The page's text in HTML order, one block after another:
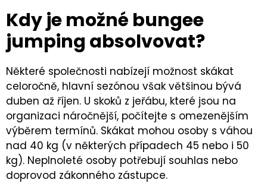
Kdy je možné bungee
jumping absolvovat?
Některé společnosti nabízejí možnost skákat
celoročně, hlavní sezónou však většinou bývá
duben až říjen. U skoků z jeřábu, které jsou na
organizaci náročnější, počítejte s omezenějším
výběrem termínů. Skákat mohou osoby s váhou
nad 40 kg (v některých případech 45 nebo i 50
kg). Neplnoleté osoby potřebují souhlas nebo
doprovod zákonného zástupce.